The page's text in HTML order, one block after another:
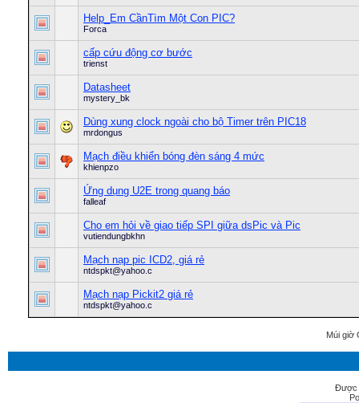
Help_Em CầnTìm Một Con PIC?
Forca
cấp cứu động cơ bước
trienst
Datasheet
mystery_bk
Dùng xung clock ngoài cho bộ Timer trên PIC18
mrdongus
Mạch điều khiển bóng đèn sáng 4 mức
khienpzo
Ứng dụng U2E trong quang báo
falleaf
Cho em hỏi về giao tiếp SPI giữa dsPic và Pic
vutiendungbkhn
Mạch nạp pic ICD2, giá rẻ
ntdspkt@yahoo.c
Mạch nạp Pickit2 giá rẻ
ntdspkt@yahoo.c
Múi giờ
Được